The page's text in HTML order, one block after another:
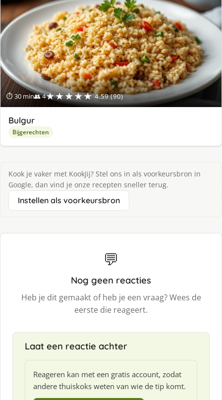
⏱ 30 min👥 4★★★★★ 4.59 (90)
Bulgur
Bijgerechten
Kook je vaker met KookJij? Stel ons in als voorkeursbron in
Google, dan vind je onze recepten sneller terug.
Instellen als voorkeursbron
💬
Nog geen reacties
Heb je dit gemaakt of heb je een vraag? Wees de
eerste die reageert.
Laat een reactie achter
Reageren kan met een gratis account, zodat
andere thuiskoks weten van wie de tip komt.